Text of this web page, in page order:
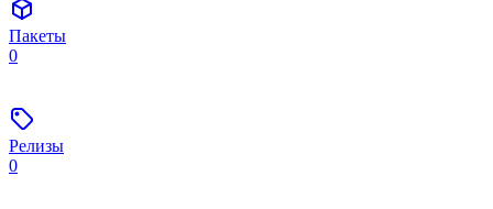
Пакеты
0
Релизы
0